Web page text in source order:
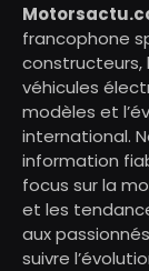
francophone
constructeurs,
véhicules
modèles et
international.
information
focus sur la
et les
aux
suivre